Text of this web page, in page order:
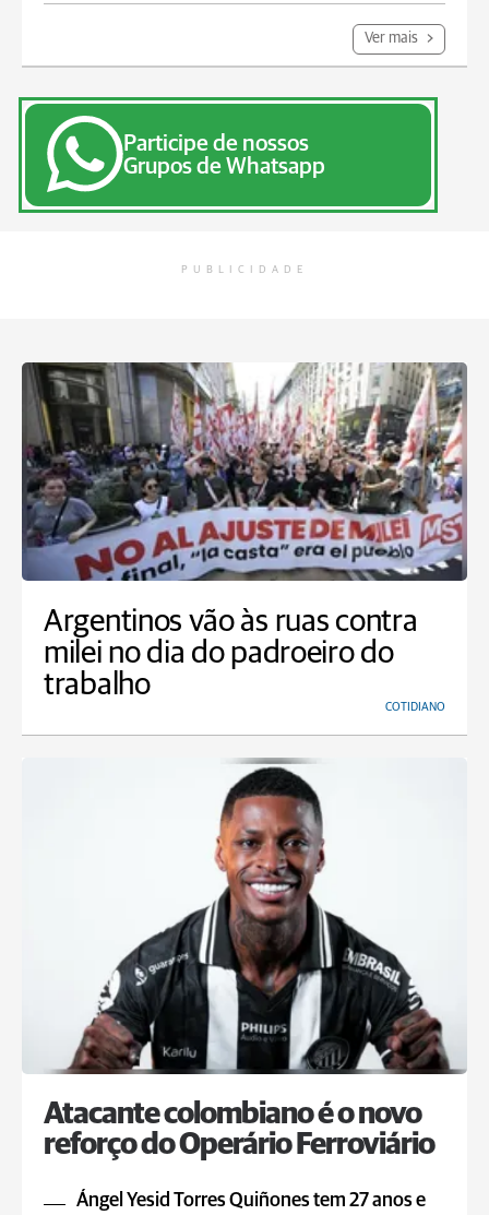
Ver mais
Participe de nossos
Grupos de Whatsapp
PUBLICIDADE
Argentinos vão às ruas contra
milei no dia do padroeiro do
trabalho
COTIDIANO
Atacante colombiano é o novo
reforço do Operário Ferroviário
Ángel Yesid Torres Quiñones tem 27 anos e